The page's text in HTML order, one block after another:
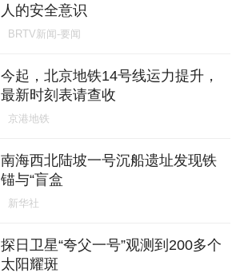
人的安全意识
BRTV新闻-要闻
今起，北京地铁14号线运力提升，
最新时刻表请查收
京港地铁
南海西北陆坡一号沉船遗址发现铁
锚与“盲盒
新华社
探日卫星“夸父一号”观测到200多个
太阳耀斑